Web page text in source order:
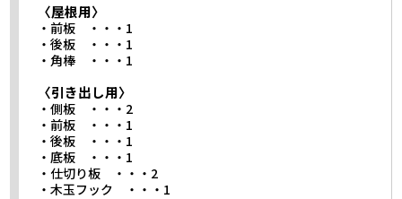
〈屋根用〉
・前板 ・・・1
・後板 ・・・1
・角棒 ・・・1
〈引き出し用〉
・側板 ・・・2
・前板 ・・・1
・後板 ・・・1
・底板 ・・・1
・仕切り板 ・・・2
・木玉フック ・・・1